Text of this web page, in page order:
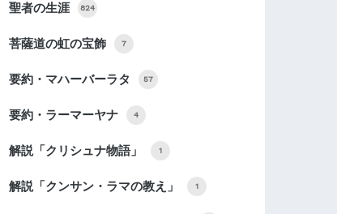
聖者の生涯 824
菩薩道の虹の宝飾 7
要約・マハーバーラタ 57
要約・ラーマーヤナ 4
解説「クリシュナ物語」 1
解説「クンサン・ラマの教え」 1